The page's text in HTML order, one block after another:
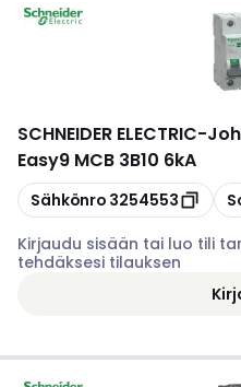
SCHNEIDER ELECTRIC-
Easy9 MCB 3B10 6kA
Kopioi
Sähkönro 3254553
Kirjaudu sisään tai luo tili
tehdäksesi tilauksen